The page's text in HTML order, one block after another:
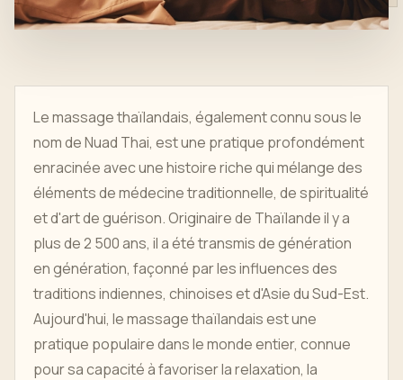
Le massage thaïlandais, également connu sous le
nom de Nuad Thai, est une pratique profondément
enracinée avec une histoire riche qui mélange des
éléments de médecine traditionnelle, de spiritualité
et d'art de guérison. Originaire de Thaïlande il y a
plus de 2 500 ans, il a été transmis de génération
en génération, façonné par les influences des
traditions indiennes, chinoises et d'Asie du Sud-Est.
Aujourd'hui, le massage thaïlandais est une
pratique populaire dans le monde entier, connue
pour sa capacité à favoriser la relaxation, la